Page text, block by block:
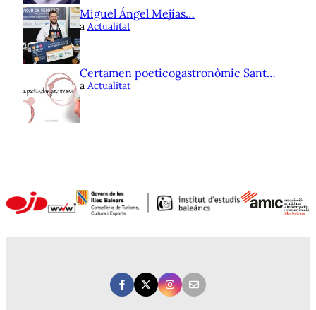
Miguel Ángel Mejías…
a Actualitat
Certamen poeticogastronòmic Sant…
a Actualitat